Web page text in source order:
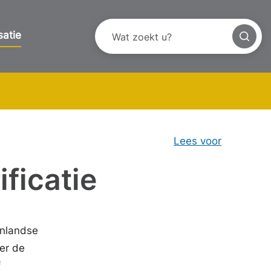
Lees voor
de